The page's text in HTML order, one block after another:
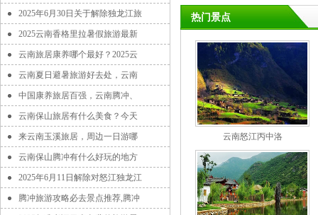
2025年6月30日关于解除独龙江旅
2025云南香格里拉暑假旅游最新
云南旅居康养哪个最好？2025云
云南夏日避暑旅游好去处，云南
中国康养旅居百强，云南腾冲、
云南保山旅居有什么美食？今天
来云南玉溪旅居，周边一日游哪
云南保山腾冲有什么好玩的地方
2025年6月11日解除对怒江独龙江
腾冲旅游攻略必去景点推荐,腾冲
热门景点
云南怒江丙中洛